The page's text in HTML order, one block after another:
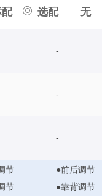
选配 无
-
-
-
节
节
●前后调节
●靠背调节